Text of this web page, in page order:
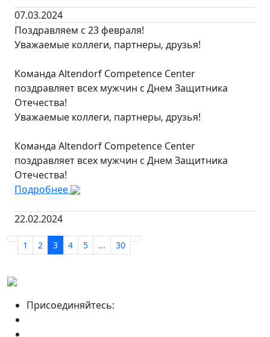
07.03.2024
Поздравляем с 23 февраля!
Уважаемые коллеги, партнеры, друзья!
Команда Altendorf Competence Center
поздравляет всех мужчин с Днем Защитника
Отечества!
Уважаемые коллеги, партнеры, друзья!
Команда Altendorf Competence Center
поздравляет всех мужчин с Днем Защитника
Отечества!
Подробнее
22.02.2024
1 2 3 4 5 ... 30
Присоединяйтесь: